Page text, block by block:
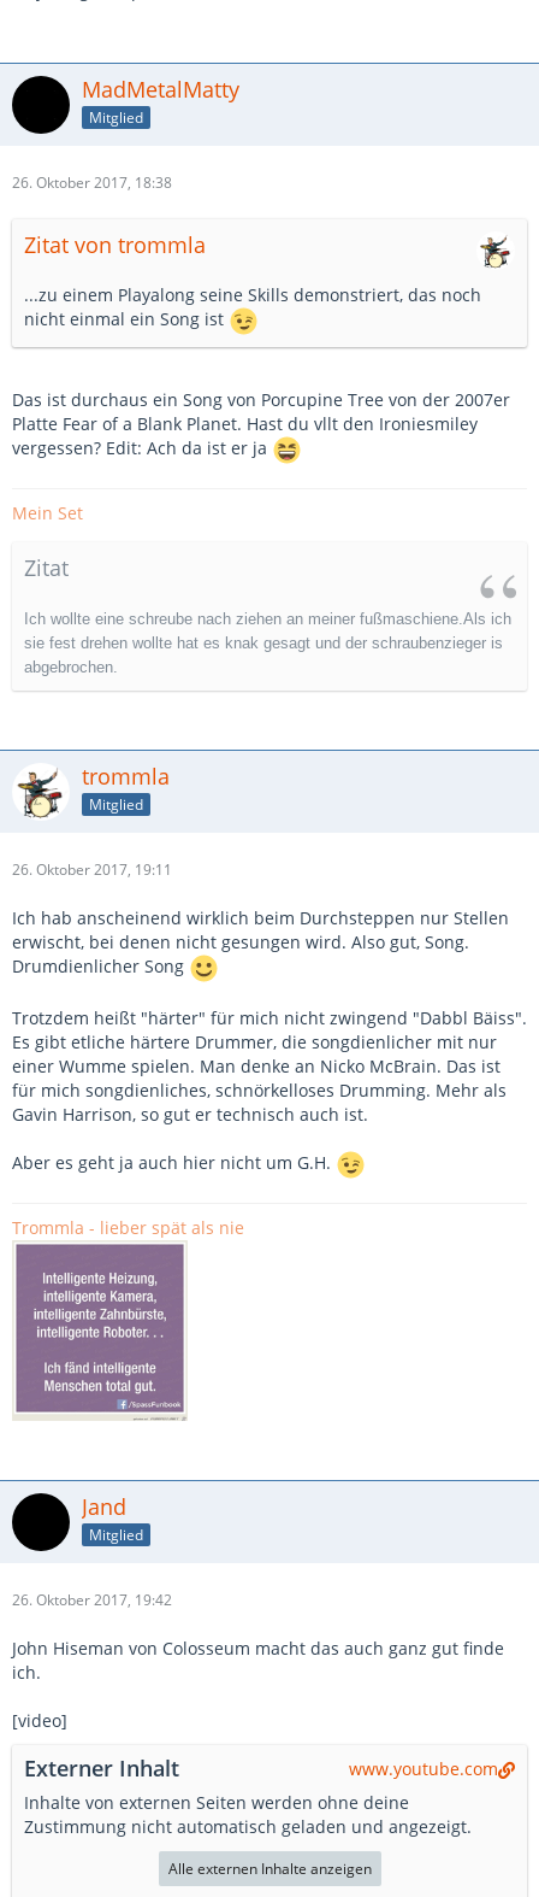
MadMetalMatty
Mitglied
26. Oktober 2017, 18:38
Zitat von trommla
...zu einem Playalong seine Skills demonstriert, das noch
nicht einmal ein Song ist
Das ist durchaus ein Song von Porcupine Tree von der 2007er
Platte Fear of a Blank Planet. Hast du vllt den Ironiesmiley
vergessen? Edit: Ach da ist er ja
Mein Set
Zitat
Ich wollte eine schreube nach ziehen an meiner fußmaschiene.Als ich
sie fest drehen wollte hat es knak gesagt und der schraubenzieger is
abgebrochen.
trommla
Mitglied
26. Oktober 2017, 19:11
Ich hab anscheinend wirklich beim Durchsteppen nur Stellen
erwischt, bei denen nicht gesungen wird. Also gut, Song.
Drumdienlicher Song
Trotzdem heißt "härter" für mich nicht zwingend "Dabbl Bäiss".
Es gibt etliche härtere Drummer, die songdienlicher mit nur
einer Wumme spielen. Man denke an Nicko McBrain. Das ist
für mich songdienliches, schnörkelloses Drumming. Mehr als
Gavin Harrison, so gut er technisch auch ist.
Aber es geht ja auch hier nicht um G.H.
Trommla - lieber spät als nie
Jand
Mitglied
26. Oktober 2017, 19:42
John Hiseman von Colosseum macht das auch ganz gut finde
ich.
[video]
Externer Inhalt
www.youtube.com
Inhalte von externen Seiten werden ohne deine
Zustimmung nicht automatisch geladen und angezeigt.
Alle externen Inhalte anzeigen